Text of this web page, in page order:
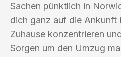
Sachen pünktlich in
dich ganz auf die Ankunft
Zuhause konzentrieren
Sorgen um den Umzug